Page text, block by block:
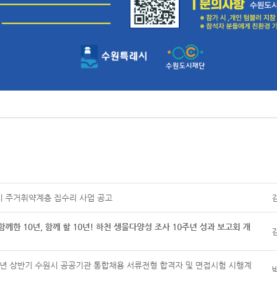
주거취약계층 집수리 사업 공고
께한 10년, 함께 할 10년! 하천 생물다양성 조사 10주년 성과 보고회 개
상반기 수원시 공공기관 통합채용 서류전형 합격자 및 면접시험 시행계